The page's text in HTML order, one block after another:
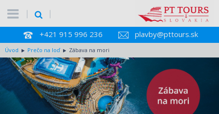
+421 915 996 236 plavby@pttours.sk
Úvod Prečo na loď Zábava na mori